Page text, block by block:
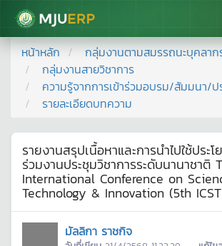
มหาวิทยาลัยแม่โจ้
หน้าหลัก
กลุ่มงานตามสมรรถนะบุคลาก
กลุ่มงานสายวิชาการ
ความรู้จากการเข้าร่วมอบรม/สัมมนา/ป
รายละเอียดบทความ
รายงานสรุปเนื้อหาและการนำไปใช้ประ
ร่วมงานประชุมวิชาการระดับนานาชาติ
International Conference on
Technology & Innovation (5th
มัลลิกา ราชกิจ